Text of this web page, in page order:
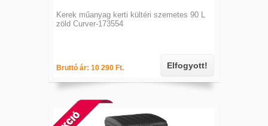
Kerek műanyag kerti kültéri szemetes 90 L
zöld Curver-173554
Bruttó ár: 10 290 Ft. Elfogyott!